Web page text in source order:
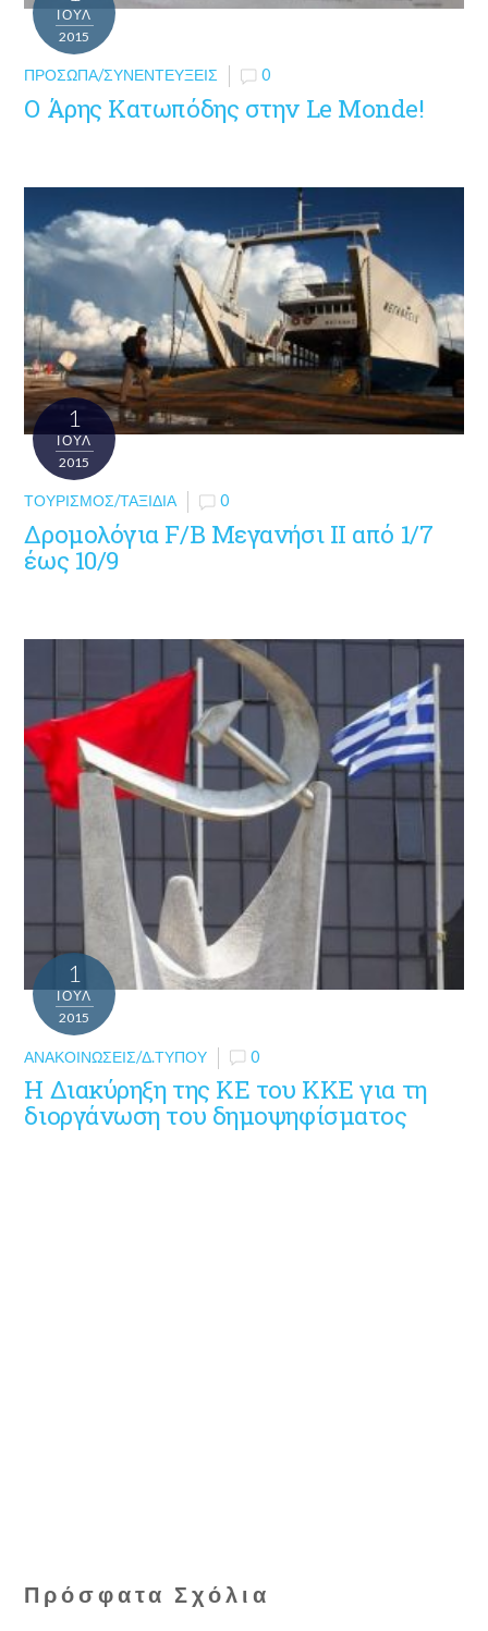
ΙΟΎΛ
2015
ΠΡΌΣΩΠΑ/ΣΥΝΕΝΤΕΎΞΕΙΣ 0
Ο Άρης Κατωπόδης στην Le Monde!
1
ΙΟΎΛ
2015
ΤΟΥΡΙΣΜΌΣ/ΤΑΞΊΔΙΑ 0
Δρομολόγια F/B Μεγανήσι ΙΙ από 1/7
έως 10/9
1
ΙΟΎΛ
2015
ΑΝΑΚΟΙΝΏΣΕΙΣ/Δ.ΤΎΠΟΥ 0
Η Διακύρηξη της ΚΕ του ΚΚΕ για τη
διοργάνωση του δημοψηφίσματος
Πρόσφατα Σχόλια